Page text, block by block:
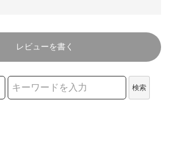
レビューを書く
検索